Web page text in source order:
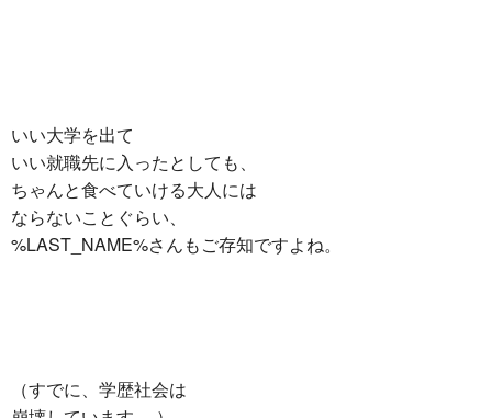
いい大学を出て
いい就職先に入ったとしても、
ちゃんと食べていける大人には
ならないことぐらい、
%LAST_NAME%さんもご存知ですよね。
（すでに、学歴社会は